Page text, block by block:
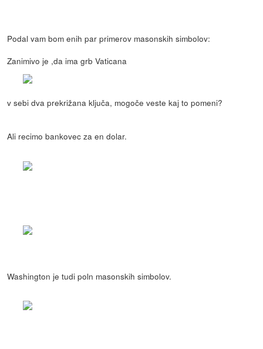
Podal vam bom enih par primerov masonskih simbolov:
Zanimivo je ,da ima grb Vaticana
v sebi dva prekrižana ključa, mogoče veste kaj to pomeni?
Ali recimo bankovec za en dolar.
Washington je tudi poln masonskih simbolov.